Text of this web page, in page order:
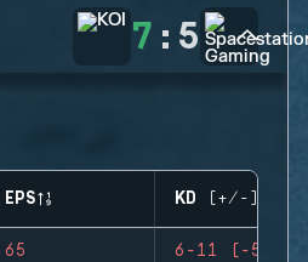
7 : 5
EPS KD (+/-)
65 6-11 (-5)